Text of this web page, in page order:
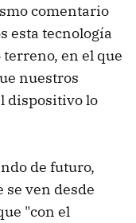
comentario
esta tecnología
en el que
nuestros
dispositivo lo
de futuro,
ven desde
"con el